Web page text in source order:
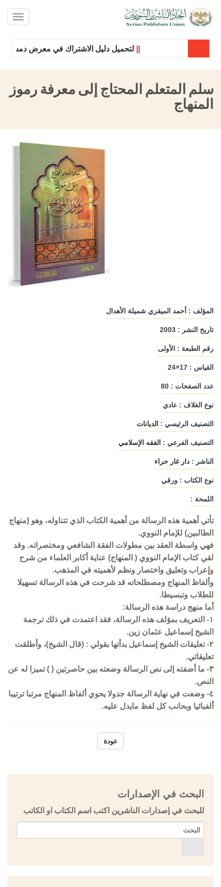
لتحميل دليل الاشتراك في معرض دمشق
سلم المتعلم المحتاج إلى معرفة رموز
المنهاج
المؤلف : أحمد الميقري شميلة الأهدال
تاريخ النشر : 2003
رقم الطبعة : الأولى
القياس : 17×24
عدد الصفحات : 80
نوع الغلاف : عادي
التصنيف الرئيسي : الديانات
التصنيف الفرعي : الفقه الإسلامي
الناشر : دار غار حراء
نوع الكتاب : ورقي
اللمحة :
تأتي أهمية هذه الرسالة من أهمية الكتاب الذي تتناوله، وهو (منهاج
الطالبين) للإمام النووي.
فهي واسطة العقد بين مطولات الفقة الشافعي ومختصراته. وقد
لقي كتاب الإمام النووي ( المنهاج) عناية أكابر العلماء من شرح
وإعراب وتعليق واختصار ونظم لأهميته في المذهب.
وألفاظ المنهاج ومصطلحاته قد شرحت في هذه الرسالة تسهيلا
للطلاب وتبسيطا.
أما منهج دراسة هذه الرسالة:
١- التعريف بمؤلف هذه الرسالة، فقد اعتمدت في ذلك ترجمة
الشيخ إسماعيل عثمان زين.
٢- تعليقات الشيخ إسماعيل بدأتها بقولي : (قال الشيخ)، وأطلقت
تعليقاتي.
٣- ما أضفته إلى نص الرسالة وضعته بين حاصرتين ( ) تميزا له عن
النص.
٤- وضعت في نهاية الرسالة جدولا يحوي ألفاظ المنهاج مرتبا ترتيبا
ألفبائيا وبحانب كل لفظ مايدل عليه.
عودة
البحث في الإصدارات
للبحث في إصدارات الناشرين اكتب اسم الكتاب او الكاتب